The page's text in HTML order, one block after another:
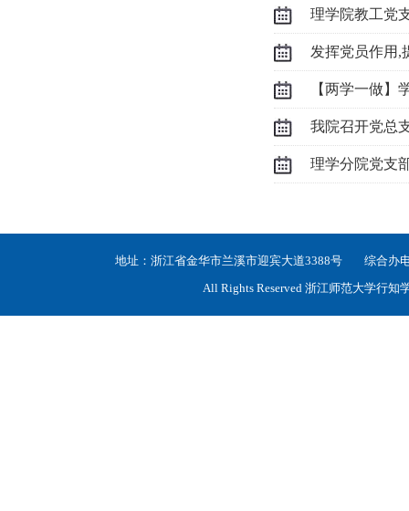
理学院教工党
【两学一做
我院召开党总
理学分院党支
地址：浙江省金华市兰溪市迎宾大道3388号 综合
All Rights Reserved 浙江师范大学